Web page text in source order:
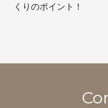
くりのポイント！